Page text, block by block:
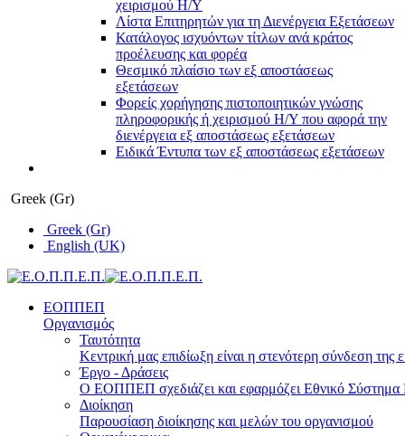
χειρισμού Η/Υ
Λίστα Επιτηρητών για τη Διενέργεια Εξετάσεων
Κατάλογος ισχυόντων τίτλων ανά κράτος
προέλευσης και φορέα
Θεσμικό πλαίσιο των εξ αποστάσεως
εξετάσεων
Φορείς χορήγησης πιστοποιητικών γνώσης
πληροφορικής ή χειρισμού Η/Υ που αφορά την
διενέργεια εξ αποστάσεως εξετάσεων
Ειδικά Έντυπα των εξ αποστάσεως εξετάσεων
Greek (Gr)
Greek (Gr)
English (UK)
ΕΟΠΠΕΠ
Οργανισμός
Ταυτότητα
Κεντρική μας επιδίωξη είναι η στενότερη σύνδεση της
Έργο - Δράσεις
Ο ΕΟΠΠΕΠ σχεδιάζει και εφαρμόζει Eθνικό Σύστημα
Διοίκηση
Παρουσίαση διοίκησης και μελών του οργανισμού